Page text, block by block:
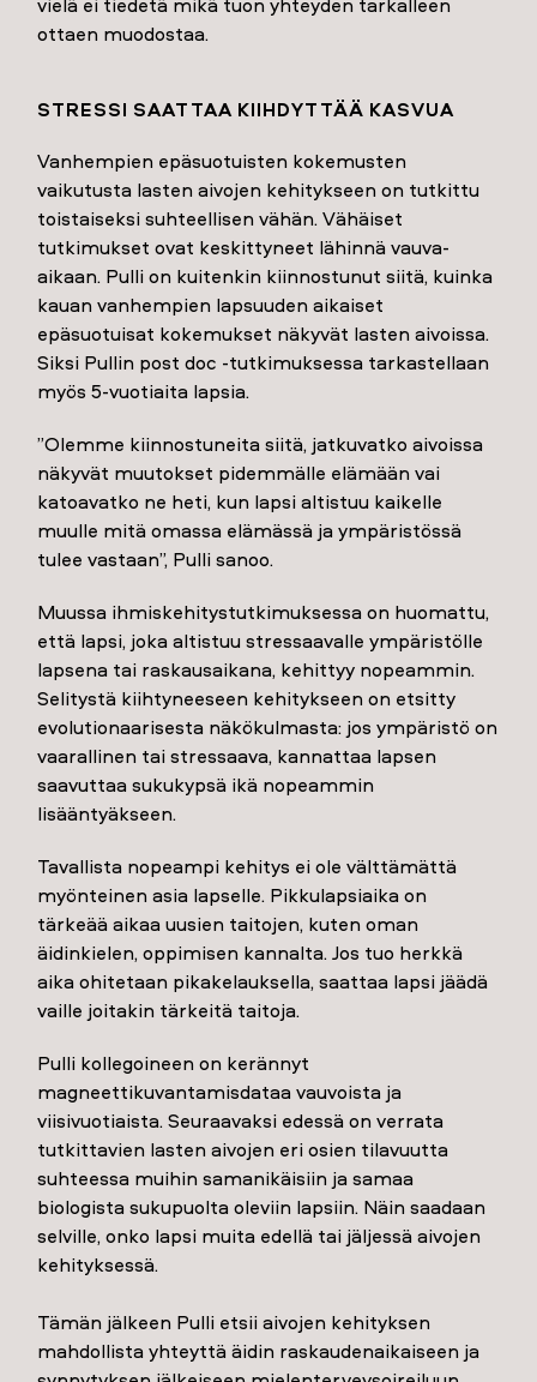
ottaen muodostaa.
STRESSI SAATTAA KIIHDYTTÄÄ KASVUA
Vanhempien epäsuotuisten kokemusten
vaikutusta lasten aivojen kehitykseen on tutkittu
toistaiseksi suhteellisen vähän. Vähäiset
tutkimukset ovat keskittyneet lähinnä vauva-
aikaan. Pulli on kuitenkin kiinnostunut siitä, kuinka
kauan vanhempien lapsuuden aikaiset
epäsuotuisat kokemukset näkyvät lasten aivoissa.
Siksi Pullin post doc -tutkimuksessa tarkastellaan
myös 5-vuotiaita lapsia.
”Olemme kiinnostuneita siitä, jatkuvatko aivoissa
näkyvät muutokset pidemmälle elämään vai
katoavatko ne heti, kun lapsi altistuu kaikelle
muulle mitä omassa elämässä ja ympäristössä
tulee vastaan”, Pulli sanoo.
Muussa ihmiskehitystutkimuksessa on huomattu,
että lapsi, joka altistuu stressaavalle ympäristölle
lapsena tai raskausaikana, kehittyy nopeammin.
Selitystä kiihtyneeseen kehitykseen on etsitty
evolutionaarisesta näkökulmasta: jos ympäristö on
vaarallinen tai stressaava, kannattaa lapsen
saavuttaa sukukypsä ikä nopeammin
lisääntyäkseen.
Tavallista nopeampi kehitys ei ole välttämättä
myönteinen asia lapselle. Pikkulapsiaika on
tärkeää aikaa uusien taitojen, kuten oman
äidinkielen, oppimisen kannalta. Jos tuo herkkä
aika ohitetaan pikakelauksella, saattaa lapsi jäädä
vaille joitakin tärkeitä taitoja.
Pulli kollegoineen on kerännyt
magneettikuvantamisdataa vauvoista ja
viisivuotiaista. Seuraavaksi edessä on verrata
tutkittavien lasten aivojen eri osien tilavuutta
suhteessa muihin samanikäisiin ja samaa
biologista sukupuolta oleviin lapsiin. Näin saadaan
selville, onko lapsi muita edellä tai jäljessä aivojen
kehityksessä.
Tämän jälkeen Pulli etsii aivojen kehityksen
mahdollista yhteyttä äidin raskaudenaikaiseen ja